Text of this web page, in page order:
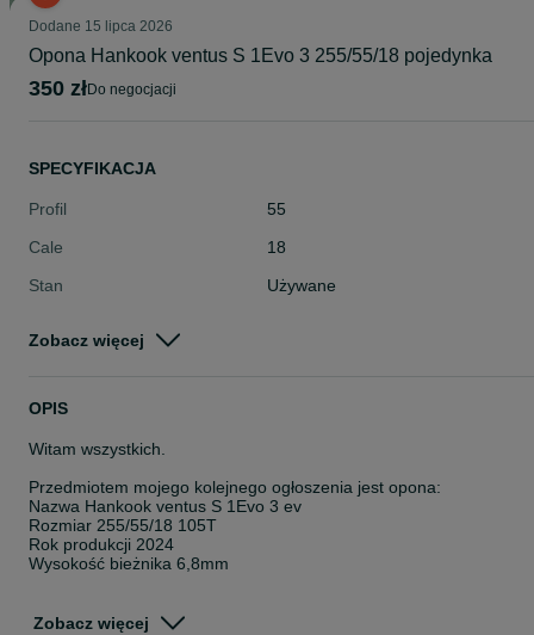
Dodane 15 lipca 2026
Opona Hankook ventus S 1Evo 3 255/55/18 pojedynka
350 zł do negocjacji
SPECYFIKACJA
Profil
55
Cale
18
Stan
Używane
Szerokość
Zobacz więcej
OPIS
Witam wszystkich.
Przedmiotem mojego kolejnego ogłoszenia jest opona:
Nazwa Hankook ventus S 1Evo 3 ev
Rozmiar 255/55/18 105T
Rok produkcji 2024
Wysokość bieżnika 6,8mm
Zobacz więcej